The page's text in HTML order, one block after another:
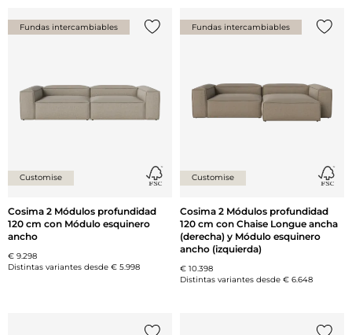
Fundas intercambiables
Customise
Cosima 2 Módulos profundidad
120 cm con Módulo esquinero
ancho
€ 9.298
Distintas variantes desde € 5.998
Fundas intercambiables
Customise
Cosima 2 Módulos profundidad
120 cm con Chaise Longue ancha
(derecha) y Módulo esquinero
ancho (izquierda)
€ 10.398
Distintas variantes desde € 6.648